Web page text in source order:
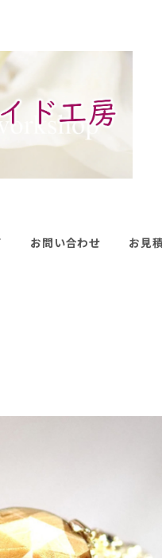
お問い合わせ お見